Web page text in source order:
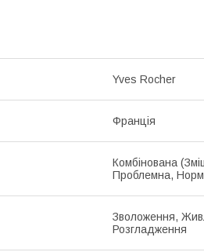
Yves Rocher
Франція
Комбінована
Проблемна,
Зволоження,
Розгладження